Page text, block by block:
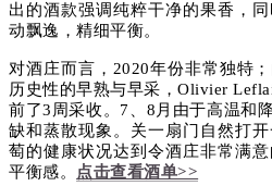
出的酒款强调纯粹干净的果香，
动飘逸，精细平衡。
对酒庄而言，2020年份非常独特
历史性的早熟与早采，Olivier
前了3周采收。7、8月由于高温和
缺和蒸散现象。关一扇门自然打
萄的健康状况达到令酒庄非常满
平衡感。
点击查看酒单>>